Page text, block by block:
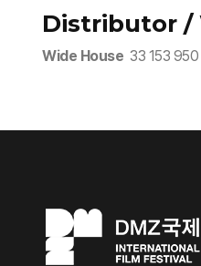
Distributor /
Wide House 33 153